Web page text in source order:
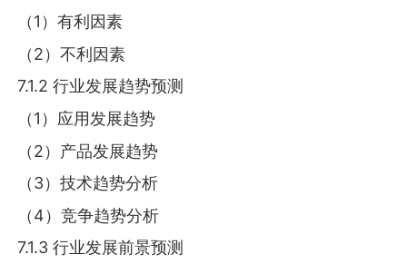
（1）有利因素
（2）不利因素
7.1.2 行业发展趋势预测
（1）应用发展趋势
（2）产品发展趋势
（3）技术趋势分析
（4）竞争趋势分析
7.1.3 行业发展前景预测